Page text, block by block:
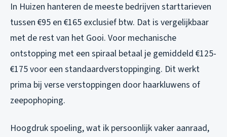
In Huizen hanteren de meeste bedrijven starttarieven
tussen €95 en €165 exclusief btw. Dat is vergelijkbaar
met de rest van het Gooi. Voor mechanische
ontstopping met een spiraal betaal je gemiddeld €125-
€175 voor een standaardverstoppinging. Dit werkt
prima bij verse verstoppingen door haarkluwens of
zeepophoping.
Hoogdruk spoeling, wat ik persoonlijk vaker aanraad,